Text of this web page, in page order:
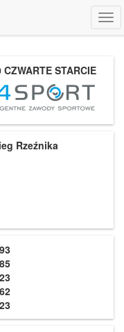
STARCIE
Rzeźnika
93
85
23
62
23